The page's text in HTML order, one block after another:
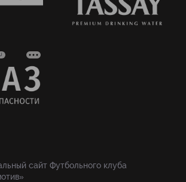
сайт Футбольного клуба